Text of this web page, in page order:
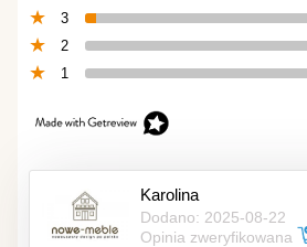
3
2
1
Karolina
Dodano: 2025-08-22
Opinia zweryfikowana